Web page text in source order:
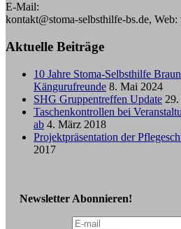
E-Mail:
kontakt@stoma-selbsthilfe-bs.de,
Aktuelle Beiträge
10 Jahre Stoma-Selbsthilfe
Kängurufreunde 8. Mai 2024
SHG Gruppentreffen Update
Taschenkontrollen bei
ab 4. März 2018
Projektpräsentation der
2017
Newsletter Abonnieren!